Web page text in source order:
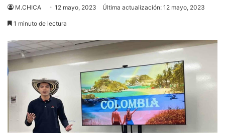
M.CHICA 12 mayo, 2023 Última actualización: 12 mayo, 2023
1 minuto de lectura